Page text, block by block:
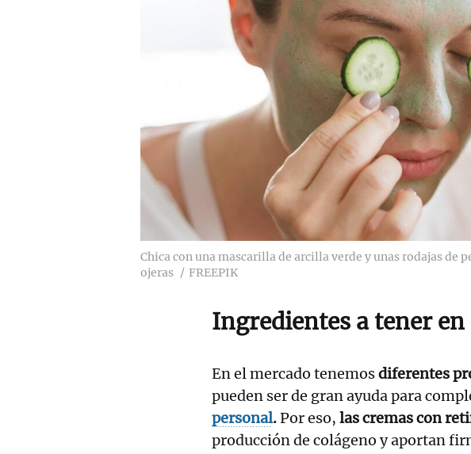
Chica con una mascarilla de arcilla verde y unas rodajas de
ojeras
FREEPIK
Ingredientes a tener en
En el mercado tenemosdiferentes
pueden ser de gran ayuda para
personal.Por eso, las cremas con
producción de colágeno y aportan